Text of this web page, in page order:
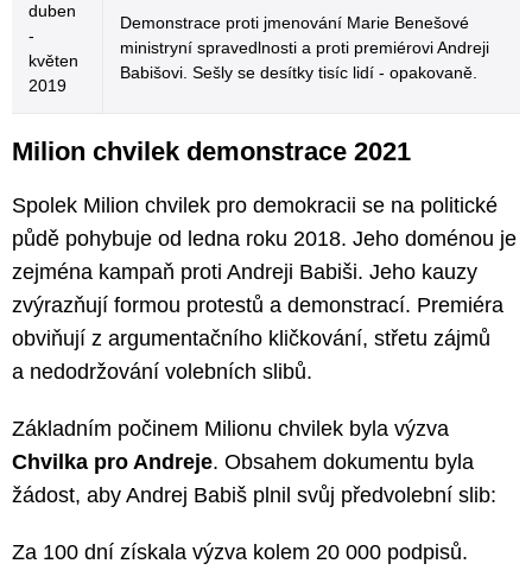
duben
-
květen
2019
Demonstrace proti jmenování Marie Benešové
ministryní spravedlnosti a proti premiérovi Andreji
Babišovi. Sešly se desítky tisíc lidí - opakovaně.
Milion chvilek demonstrace 2021
Spolek Milion chvilek pro demokracii se na politické
půdě pohybuje od ledna roku 2018. Jeho doménou je
zejména kampaň proti Andreji Babiši. Jeho kauzy
zvýrazňují formou protestů a demonstrací. Premiéra
obviňují z argumentačního kličkování, střetu zájmů
a nedodržování volebních slibů.
Základním počinem Milionu chvilek byla výzva
Chvilka pro Andreje. Obsahem dokumentu byla
žádost, aby Andrej Babiš plnil svůj předvolební slib:
Za 100 dní získala výzva kolem 20 000 podpisů.